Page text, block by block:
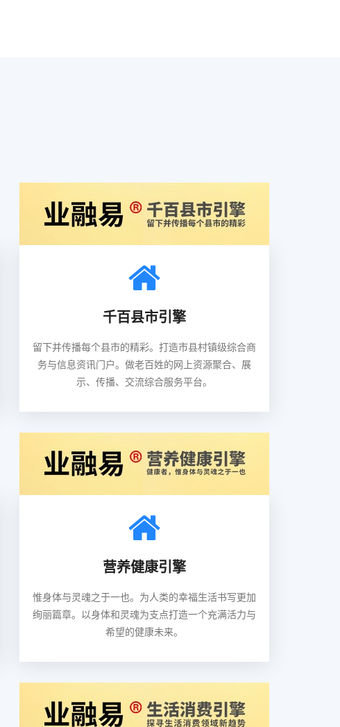
千百县市引擎
留下并传播每个县市的精彩。打造市县村镇级综合商
务与信息资讯门户。做老百姓的网上资源聚合、展
示、传播、交流综合服务平台。
营养健康引擎
惟身体与灵魂之于一也。为人类的幸福生活书写更加
绚丽篇章。以身体和灵魂为支点打造一个充满活力与
希望的健康未来。